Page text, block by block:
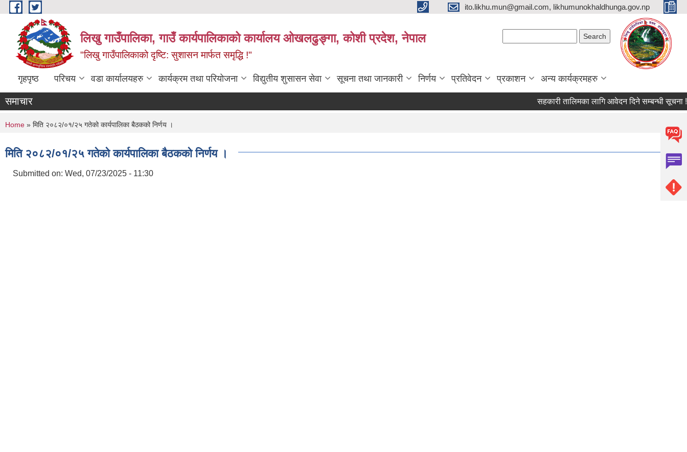
Skip to main content ito.likhu.mun@gmail.com, likhumunokhaldhunga.gov.np
लिखु गाउँपालिका, गाउँ कार्यपालिकाको कार्यालय ओखलढुङ्गा, कोशी प्रदेश, नेपाल
"लिखु गाउँपालिकाको दृष्टि: सुशासन मार्फत समृद्धि !"
गृहपृष्ठ परिचय वडा कार्यालयहरु कार्यक्रम तथा परियोजना विद्युतीय शुसासन सेवा सूचना तथा जानकारी निर्णय प्रतिवेदन प्रकाशन अन्य कार्यक्रमहरु
समाचार सहकारी तालिमका लागि आवेदन दिने सम्बन्धी सूचना !!!
You are here
Home » मिति २०८२/०१/२५ गतेको कार्यपालिका बैठकको निर्णय ।
मिति २०८२/०१/२५ गतेको कार्यपालिका बैठकको निर्णय ।
Submitted on: Wed, 07/23/2025 - 11:30